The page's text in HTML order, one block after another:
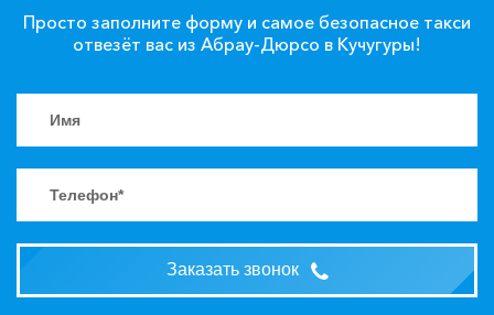
Просто заполните форму и самое безопасное такси
отвезёт вас из Абрау-Дюрсо в Кучугуры!
Заказать звонок